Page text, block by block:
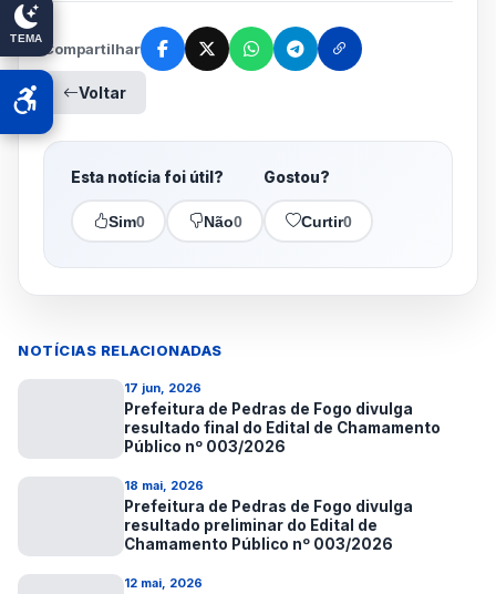
TEMA
Compartilhar
Voltar
Esta notícia foi útil?
Sim0 Não0
Gostou?
Curtir0
NOTÍCIAS RELACIONADAS
17 jun, 2026
Prefeitura de Pedras de Fogo divulga
resultado final do Edital de Chamamento
Público nº 003/2026
18 mai, 2026
Prefeitura de Pedras de Fogo divulga
resultado preliminar do Edital de
Chamamento Público nº 003/2026
12 mai, 2026